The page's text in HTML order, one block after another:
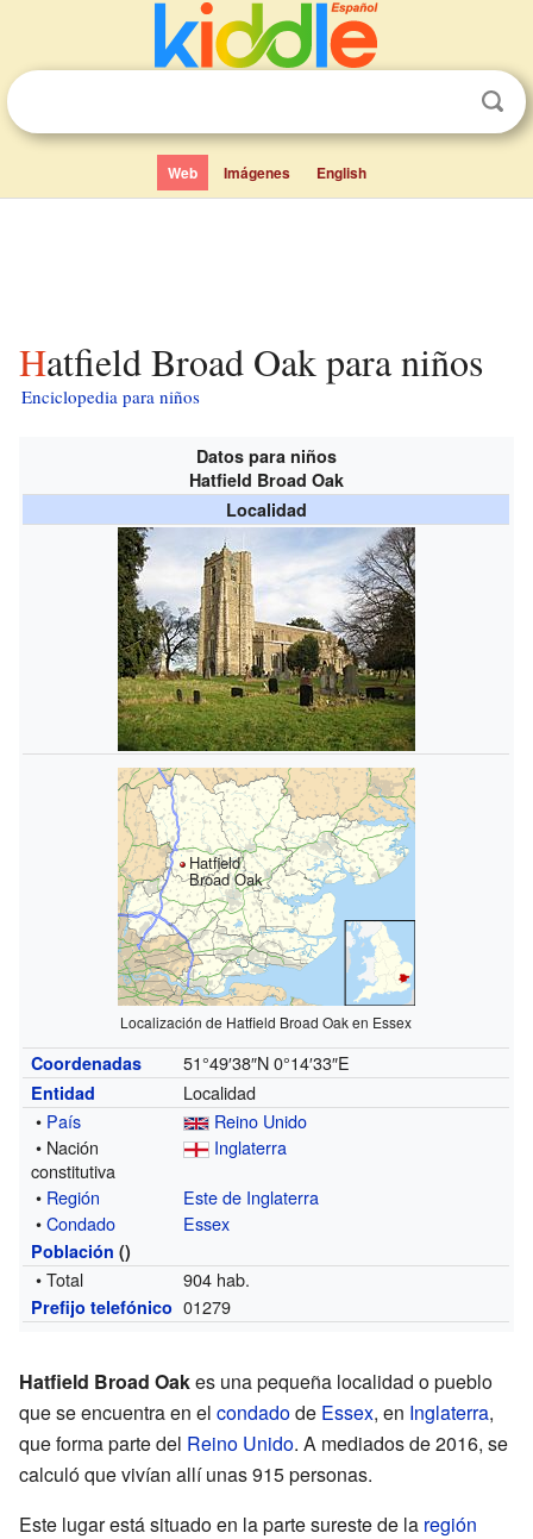
Web Imágenes English
Hatfield Broad Oak para niños
Enciclopedia para niños
Datos para niños
Hatfield Broad Oak
Localidad
Hatfield
Broad Oak
Localización de Hatfield Broad Oak en Essex
Coordenadas 51°49′38″N 0°14′33″E
Entidad
Localidad
• País
Reino Unido
• Nación
constitutiva
Inglaterra
• Región
Este de Inglaterra
•Condado Essex
Población ()
• Total 904 hab.
Prefijo telefónico 01279
Hatfield Broad Oakes una pequeña localidad o pueblo
que se encuentra en el condadode Essex, en Inglaterra,
que forma parte del Reino Unido. A mediados de 2016, se
calculó que vivían allí unas 915 personas.
Este lugar está situado en la parte sureste de la región